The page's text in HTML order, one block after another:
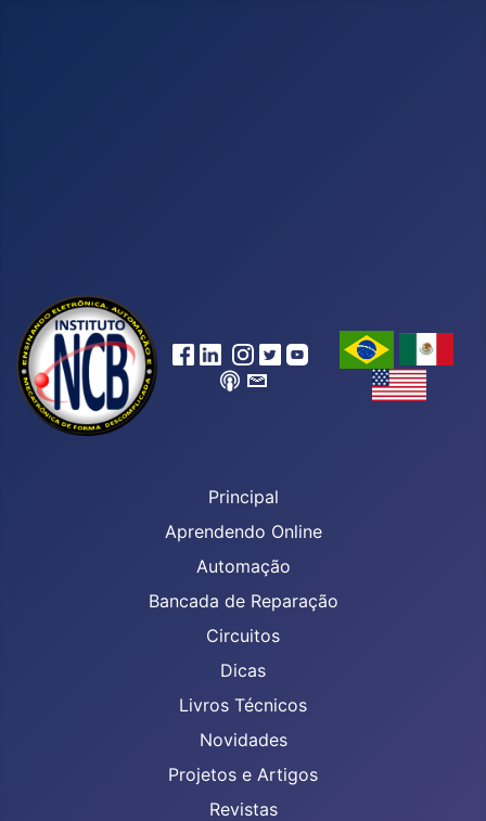
Principal
Aprendendo Online
Automação
Bancada de Reparação
Circuitos
Dicas
Livros Técnicos
Novidades
Projetos e Artigos
Revistas